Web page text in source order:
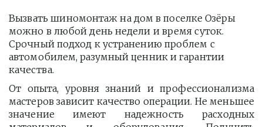
Вызвать шиномонтаж на дом в поселке Озёры
можно в любой день недели и время суток.
Срочный подход к устранению проблем с
автомобилем, разумный ценник и гарантии
качества.
От опыта, уровня знаний и профессионализма
мастеров зависит качество операции. Не меньшее
значение имеют надежность расходных